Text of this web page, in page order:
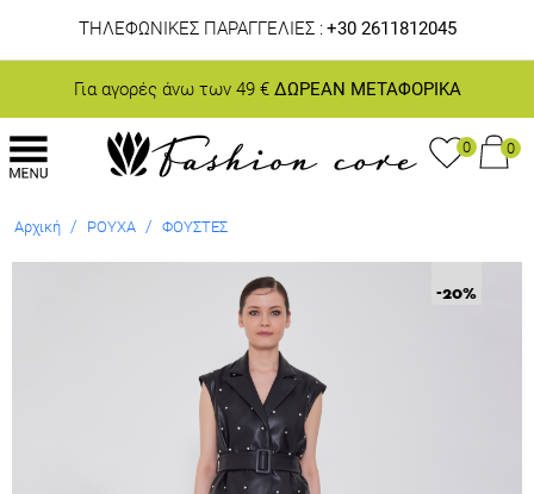
ΤΗΛΕΦΩΝΙΚΕΣ ΠΑΡΑΓΓΕΛΙΕΣ : +30 2611812045
Για αγορές άνω των 49 €ΔΩΡΕΑΝ ΜΕΤΑΦΟΡΙΚΑ
0 0
Αρχική / ΡΟΥΧΑ / ΦΟΥΣΤΕΣ
-20%